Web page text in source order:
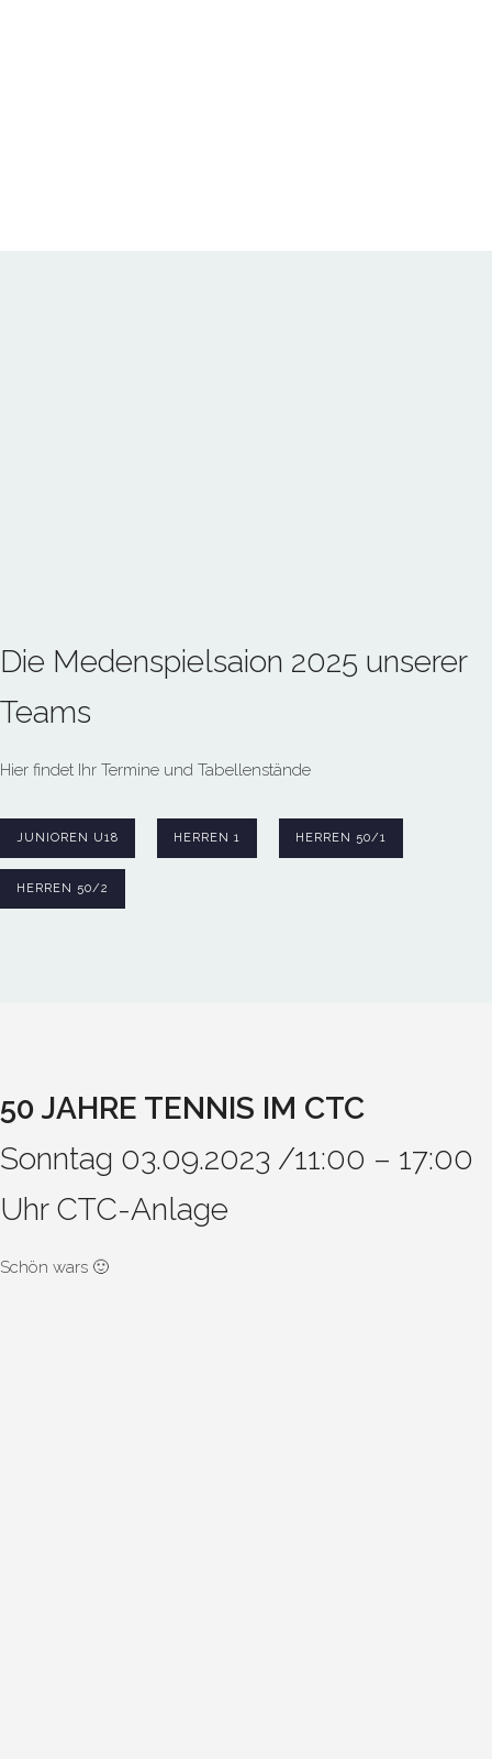
Die Medenspielsaion 2025 unserer
Teams
Hier findet Ihr Termine und Tabellenstände
JUNIOREN U18 HERREN 1 HERREN 50/1
HERREN 50/2
50 JAHRE TENNIS IM CTC
Sonntag 03.09.2023 /11:00 – 17:00
Uhr CTC-Anlage
Schön wars 🙂